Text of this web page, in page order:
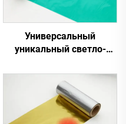
Универсальный
уникальный светло-